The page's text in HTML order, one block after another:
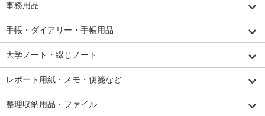
事務用品
手帳・ダイアリー・手帳用品
大学ノート・綴じノート
レポート用紙・メモ・便箋など
整理収納用品・ファイル